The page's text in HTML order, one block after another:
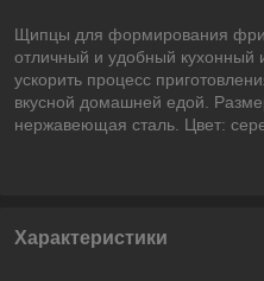
Щипцы для формирования
отличный и удобный кухонный
ускорить процесс
вкусной домашней едой.
нержавеющая сталь. Цвет:
Характеристики